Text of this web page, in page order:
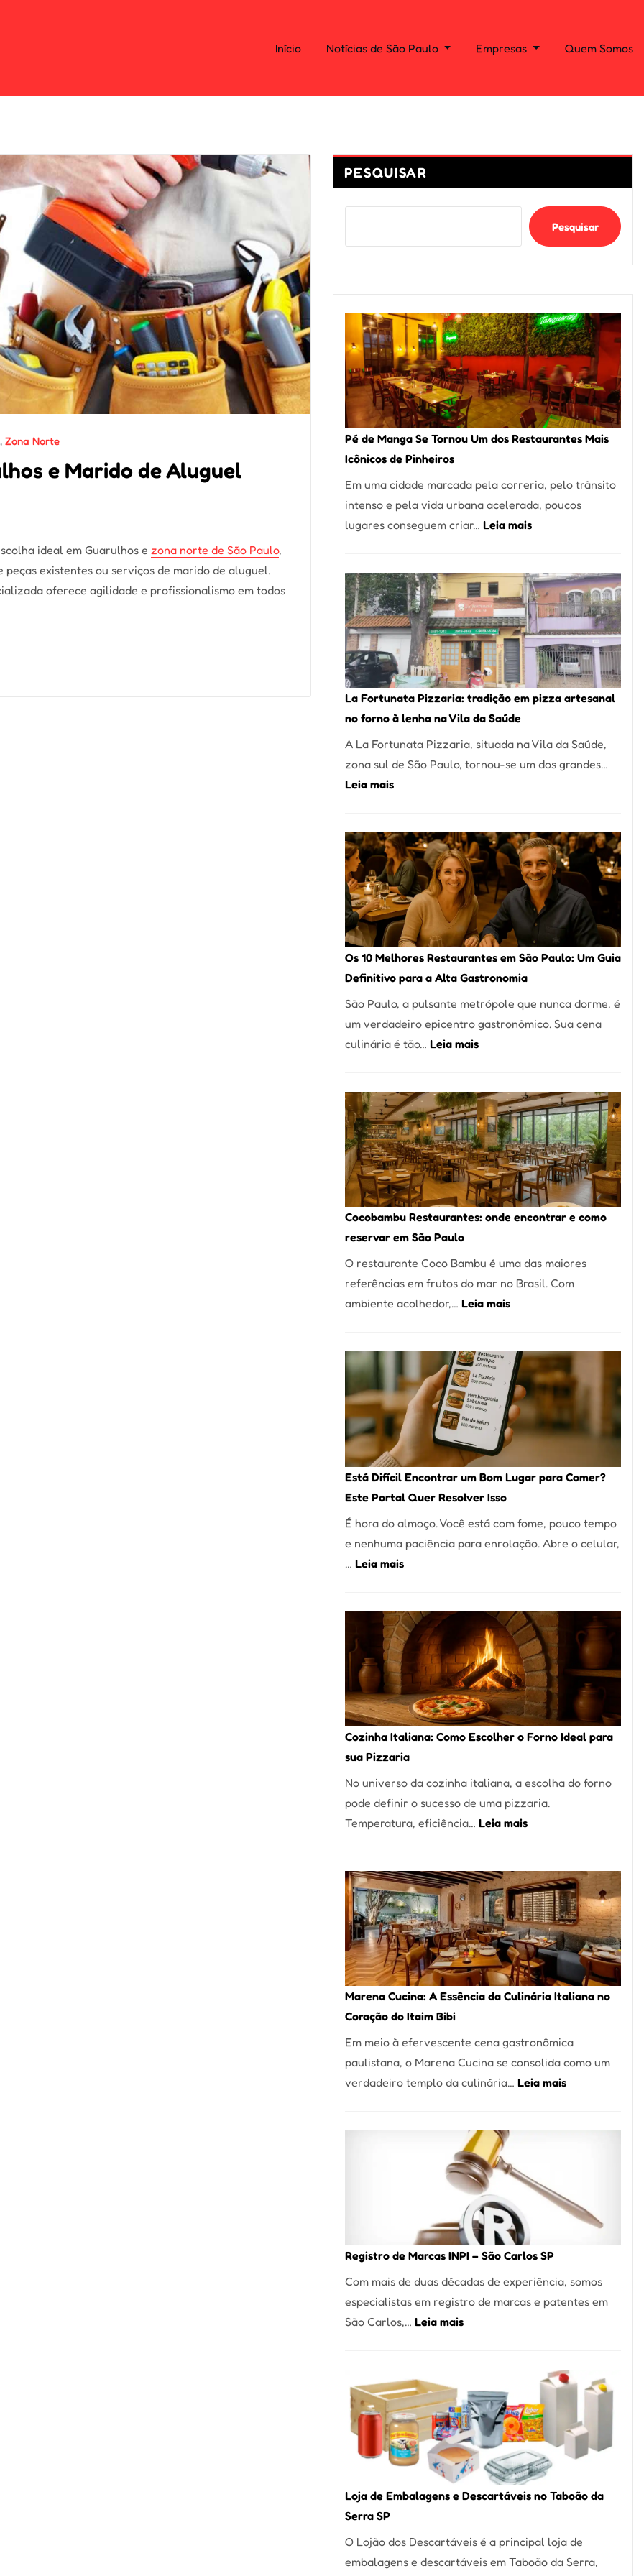
Início Notícias de São Paulo Empresas Quem Somos
, Zona Norte
e Marido de Aluguel
ideal em Guarulhos e zona norte de São Paulo,
peças existentes ou serviços de marido de aluguel.
oferece agilidade e profissionalismo em todos
PESQUISAR
Pesquisar
Pé de Manga Se Tornou Um dos Restaurantes Mais
Icônicos de Pinheiros
Em uma cidade marcada pela correria, pelo trânsito
intenso e pela vida urbana acelerada, poucos
lugares conseguem criar… Leia mais:
Manga
Se
Tornou
Um
dos
Restaurantes
Mais
de
Pinheiros
La Fortunata Pizzaria: tradição em pizza artesanal
no forno à lenha na Vila da Saúde
A La Fortunata Pizzaria, situada na Vila da Saúde,
zona sul de São Paulo, tornou-se um dos grandes…
Leia mais:
Pizzaria:
tradição
em
pizza
artesanal
no
forno
à
lenha
na
Vila
Os 10 Melhores Restaurantes em São Paulo: Um Guia
Definitivo para a Alta Gastronomia
São Paulo, a pulsante metrópole que nunca dorme, é
um verdadeiro epicentro gastronômico. Sua cena
culinária é tão… Leia mais:
Melhores
Restaurantes
em
São
Paulo:
Um
Guia
para
a
Alta
Cocobambu Restaurantes: onde encontrar e como
reservar em São Paulo
O restaurante Coco Bambu é uma das maiores
referências em frutos do mar no Brasil. Com
ambiente acolhedor,… Leia mais:
onde
encontrar
e
como
reservar
em
São
Está Difícil Encontrar um Bom Lugar para Comer?
Este Portal Quer Resolver Isso
É hora do almoço. Você está com fome, pouco tempo
e nenhuma paciência para enrolação. Abre o celular,
… Leia mais:
Encontrar
um
Bom
Lugar
para
Comer?
Este
Portal
Quer
Resolver
Isso
Cozinha Italiana: Como Escolher o Forno Ideal para
sua Pizzaria
No universo da cozinha italiana, a escolha do forno
pode definir o sucesso de uma pizzaria.
Temperatura, eficiência… Leia mais:
Como
Escolher
o
Forno
Ideal
para
sua
Marena Cucina: A Essência da Culinária Italiana no
Coração do Itaim Bibi
Em meio à efervescente cena gastronômica
paulistana, o Marena Cucina se consolida como um
verdadeiro templo da culinária… Leia mais:
Culinária
Italiana
do
Itaim
Registro de Marcas INPI – São Carlos SP
Com mais de duas décadas de experiência, somos
especialistas em registro de marcas e patentes em
São Carlos,… Leia mais:
INPI
–
São
Carlos
SP
Loja de Embalagens e Descartáveis no Taboão da
Serra SP
O Lojão dos Descartáveis é a principal loja de
embalagens e descartáveis em Taboão da Serra,